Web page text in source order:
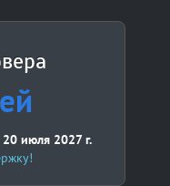
20 июля 2027 г.